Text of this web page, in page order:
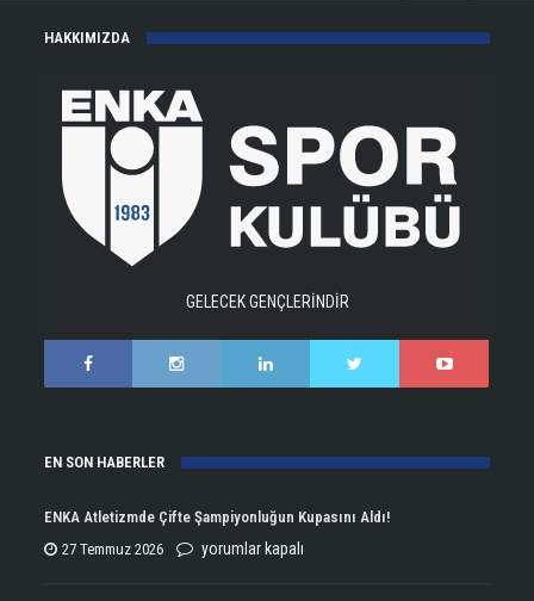
HAKKIMIZDA
GELECEK GENÇLERİNDİR
EN SON HABERLER
ENKA Atletizmde Çifte Şampiyonluğun Kupasını Aldı!
27 Temmuz 2026
ENKA
yorumlar kapalı